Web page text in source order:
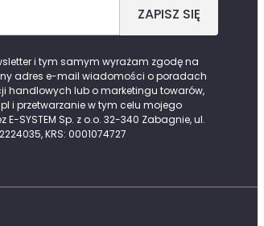
ZAPISZ SIĘ
i tym samym wyrażam zgodę na
adres e-mail wiadomości o poradach
handlowych lub o marketingu towarów,
i przetwarzanie w tym celu mojego
SYSTEM Sp. z o.o. 32-340 Zabagnie, ul.
KRS: 0001074727